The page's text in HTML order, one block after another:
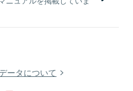
ータについて